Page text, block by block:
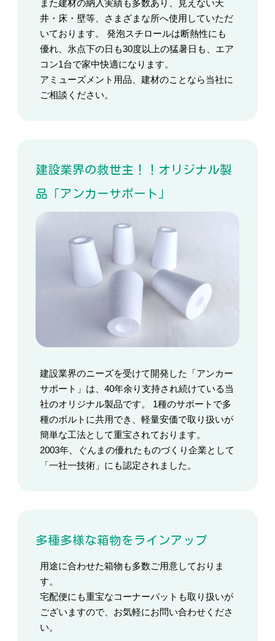
また建材の納入実績も多数あり、見えない天
井・床・壁等、さまざまな所へ使用していただ
いております。 発泡スチロールは断熱性にも
優れ、氷点下の日も30度以上の猛暑日も、エア
コン1台で家中快適になります。
アミューズメント用品、建材のことなら当社に
ご相談ください。
建設業界の救世主！！オリジナル製
品「アンカーサポート」
建設業界のニーズを受けて開発した「アンカー
サポート」は、40年余り支持され続けている当
社のオリジナル製品です。 1種のサポートで多
種のボルトに共用でき、軽量安価で取り扱いが
簡単な工法として重宝されております。
2003年、ぐんまの優れたものづくり企業として
「一社一技術」にも認定されました。
多種多様な箱物をラインアップ
用途に合わせた箱物も多数ご用意しておりま
す。
宅配便にも重宝なコーナーパットも取り扱いが
ございますので、お気軽にお問い合わせくださ
い。